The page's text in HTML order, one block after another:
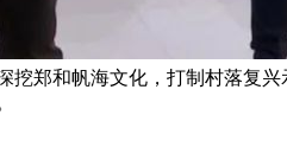
郑和帆海文化，打制村落复